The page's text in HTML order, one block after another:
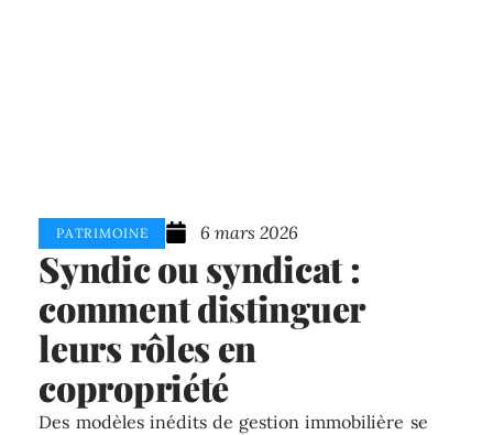
PATRIMOINE 6 mars 2026
Syndic ou syndicat :
comment distinguer
leurs rôles en
copropriété
Des modèles inédits de gestion immobilière se